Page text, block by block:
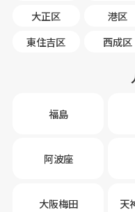
大正区
港区
東住吉区
西成区
福島
阿波座
大阪梅田 天